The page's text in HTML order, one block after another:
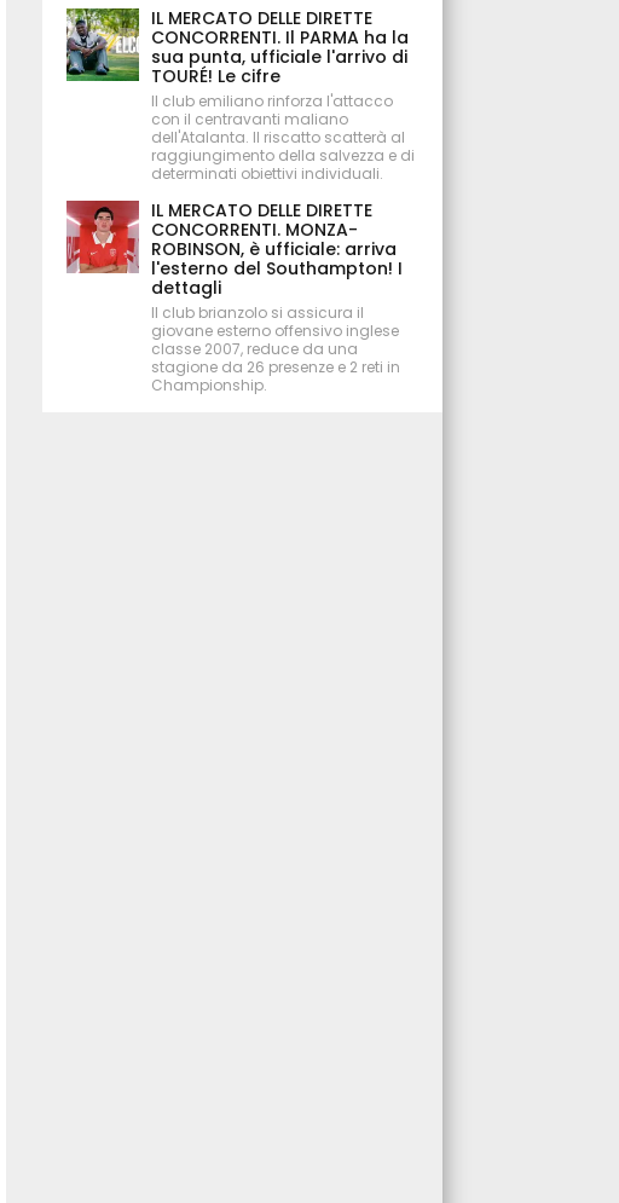
IL MERCATO DELLE DIRETTE
CONCORRENTI. Il PARMA ha la
sua punta, ufficiale l'arrivo di
TOURÉ! Le cifre
Il club emiliano rinforza l'attacco
con il centravanti maliano
dell'Atalanta. Il riscatto scatterà al
raggiungimento della salvezza e di
determinati obiettivi individuali.
IL MERCATO DELLE DIRETTE
CONCORRENTI. MONZA-
ROBINSON, è ufficiale: arriva
l'esterno del Southampton! I
dettagli
Il club brianzolo si assicura il
giovane esterno offensivo inglese
classe 2007, reduce da una
stagione da 26 presenze e 2 reti in
Championship.